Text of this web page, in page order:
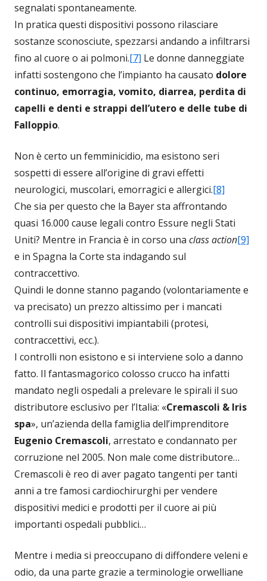
segnalati spontaneamente.
In pratica questi dispositivi possono rilasciare
sostanze sconosciute, spezzarsi andando a infiltrarsi
fino al cuore o ai polmoni.[7] Le donne danneggiate
infatti sostengono che l’impianto ha causato dolore
continuo, emorragia, vomito, diarrea, perdita di
capelli e denti e strappi dell’utero e delle tube di
Falloppio.
Non è certo un femminicidio, ma esistono seri
sospetti di essere all’origine di gravi effetti
neurologici, muscolari, emorragici e allergici.[8]
Che sia per questo che la Bayer sta affrontando
quasi 16.000 cause legali contro Essure negli Stati
Uniti? Mentre in Francia è in corso una class action[9]
e in Spagna la Corte sta indagando sul
contraccettivo.
Quindi le donne stanno pagando (volontariamente e
va precisato) un prezzo altissimo per i mancati
controlli sui dispositivi impiantabili (protesi,
contraccettivi, ecc.).
I controlli non esistono e si interviene solo a danno
fatto. Il fantasmagorico colosso crucco ha infatti
mandato negli ospedali a prelevare le spirali il suo
distributore esclusivo per l’Italia: «Cremascoli & Iris
spa», un’azienda della famiglia dell’imprenditore
Eugenio Cremascoli, arrestato e condannato per
corruzione nel 2005. Non male come distributore…
Cremascoli è reo di aver pagato tangenti per tanti
anni a tre famosi cardiochirurghi per vendere
dispositivi medici e prodotti per il cuore ai più
importanti ospedali pubblici…
Mentre i media si preoccupano di diffondere veleni e
odio, da una parte grazie a terminologie orwelliane